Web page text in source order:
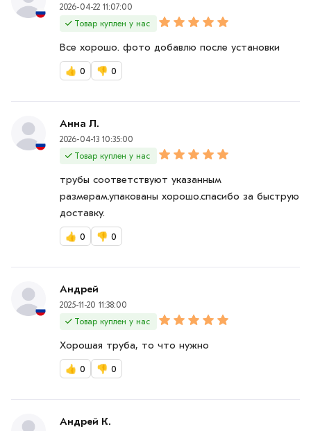
2026-04-22 11:07:00
Товар куплен у нас
Все хорошо. фото добавлю после установки
👍 0 👎 0
Анна Л.
2026-04-13 10:35:00
Товар куплен у нас
трубы соответствуют указанным
размерам.упакованы хорошо.спасибо за быструю
доставку.
👍 0 👎 0
Андрей
2025-11-20 11:38:00
Товар куплен у нас
Хорошая труба, то что нужно
👍 0 👎 0
Андрей К.